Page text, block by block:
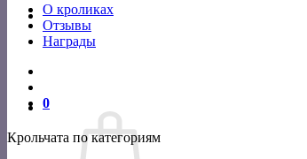
О кроликах
Отзывы
Награды
0
Крольчата по категориям